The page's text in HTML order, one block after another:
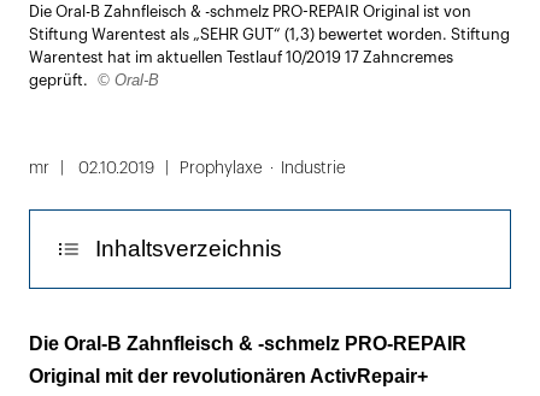
öffnen
Die Oral-B Zahnfleisch & -schmelz PRO-REPAIR Original ist von
Stiftung Warentest als „SEHR GUT“ (1,3) bewertet worden. Stiftung
Warentest hat im aktuellen Testlauf 10/2019 17 Zahncremes
geprüft.
© Oral-B
mr 02.10.2019 Prophylaxe Industrie
Inhaltsverzeichnis
Smartes Bakterien-Management dank
ActivRepair+ Technologie
Die Oral-B Zahnfleisch & -schmelz PRO-REPAIR
Original mit der revolutionären ActivRepair+